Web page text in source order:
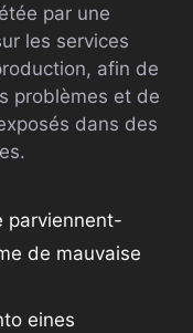
par une
les services
afin de
problèmes et de
dans des
parviennent-
de mauvaise
eines